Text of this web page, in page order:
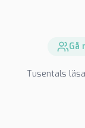
Gå
Tusentals